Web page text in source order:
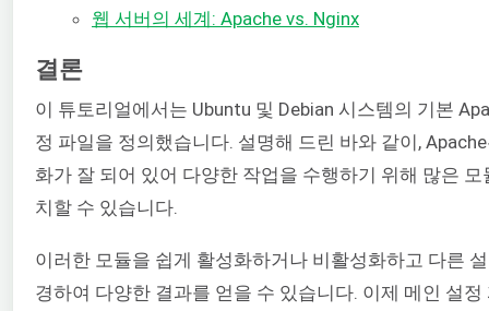
웹 서버의 세계: Apache vs. Nginx
결론
이 튜토리얼에서는 Ubuntu 및 Debian 시스템의 기본
정 파일을 정의했습니다. 설명해 드린 바와 같이,
화가 잘 되어 있어 다양한 작업을 수행하기 위해 많은 모
치할 수 있습니다.
이러한 모듈을 쉽게 활성화하거나 비활성화하고 다른
경하여 다양한 결과를 얻을 수 있습니다. 이제 메인 설정